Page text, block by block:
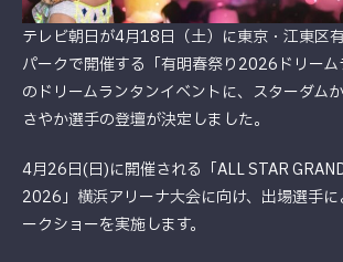
テレビ朝日が4月18日（土）に東京・江東区
パークで開催する「有明春祭り2026ドリーム
のドリームランタンイベントに、スターダム
さやか選手の登壇が決定しました。
4月26日(日)に開催される「ALL STAR
2026」横浜アリーナ大会に向け、出場選手に
ークショーを実施します。